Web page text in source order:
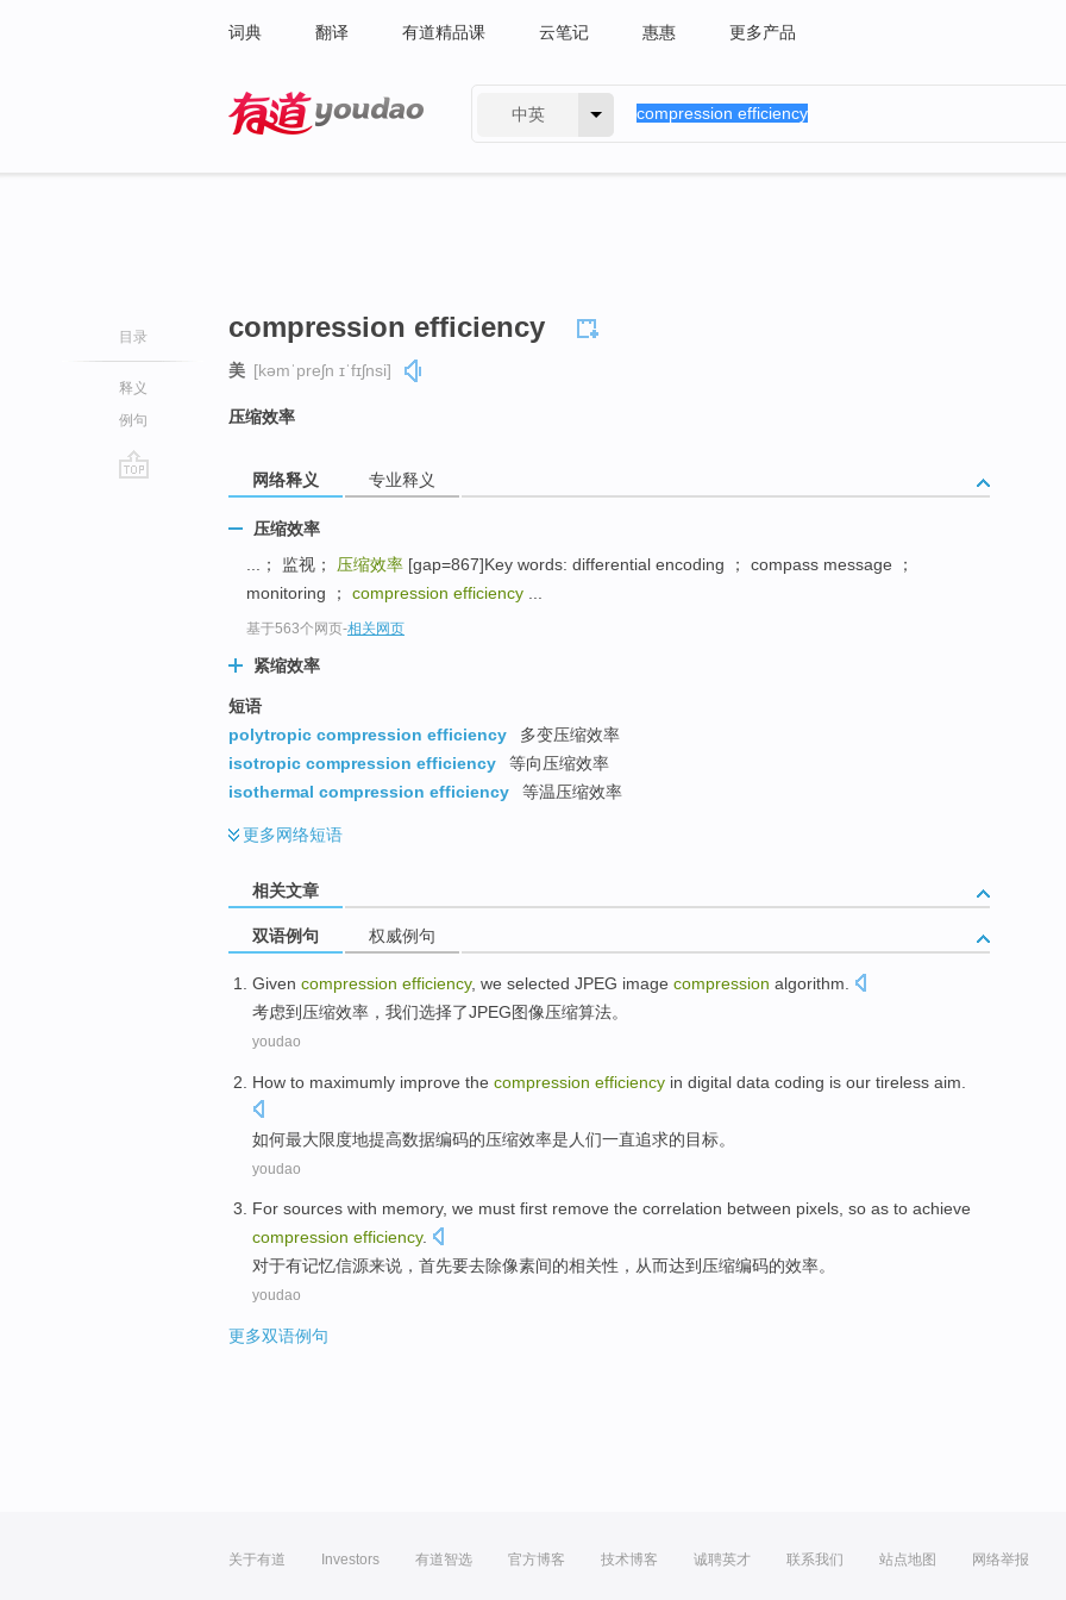
词典 翻译 有道精品课 云笔记 惠惠 更多产品
中英
目录
释义
例句
compression efficiency
美 [kəmˈpreʃn ɪˈfɪʃnsi]
压缩效率
网络释义 专业释义
压缩效率
...； 监视； 压缩效率 [gap=867]Key words: differential encoding ； compass message ；
monitoring ； compression efficiency
基于563个网页-相关网页
紧缩效率
短语
polytropic compression efficiency
多变压缩效率
isotropic compression efficiency
等向压缩效率
isothermal compression efficiency
等温压缩效率
更多网络短语
相关文章
双语例句 权威例句
Given compression efficiency, we selected JPEG image compression algorithm
考虑到 压缩效率 ， 我们选择了JPEG图像压缩算法。
youdao
How to maximumly improve the compression efficiency in digital data coding is our tireless aim
如何最大限度地提高数据编码的压缩效率是 人们一直追求的目标。
youdao
For sources with memory, we must first remove the correlation between pixels, so as to achieve
compression efficiency.
对于有记忆信源来说 ， 首先要去除像素间的相关性， 从而达到 压缩编码的效率。
youdao
更多双语例句
关于有道 Investors 有道智选 官方博客 技术博客 诚聘英才 联系我们 站点地图 网络举报